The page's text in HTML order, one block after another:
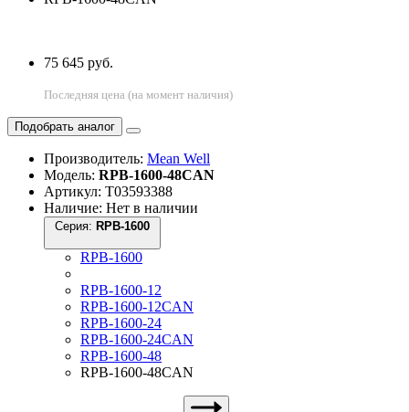
75 645 руб.
Последняя цена (на момент наличия)
Подобрать аналог
Производитель: Mean Well
Модель: RPB-1600-48CAN
Артикул: Т03593388
Наличие: Нет в наличии
Серия:
RPB-1600
RPB-1600-12
RPB-1600-12CAN
RPB-1600-24
RPB-1600-24CAN
RPB-1600-48
RPB-1600-48CAN